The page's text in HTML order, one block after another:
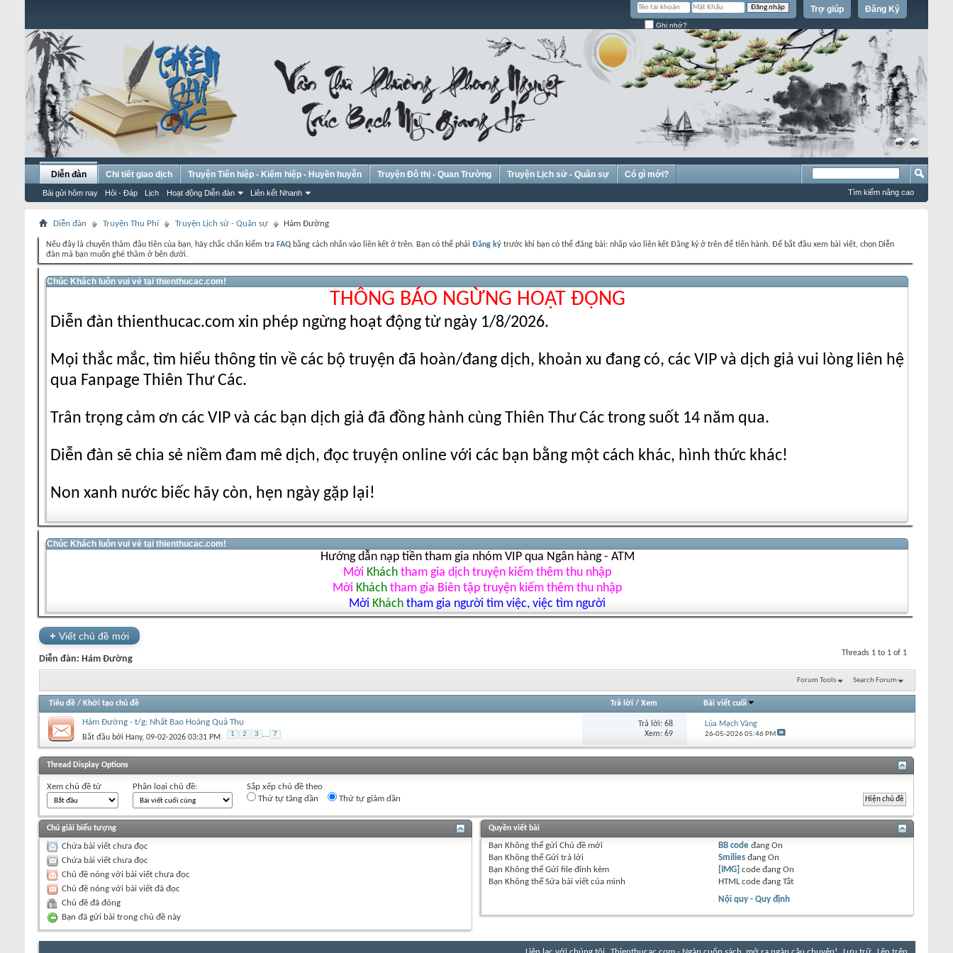
Đăng Ký
Trợ giúp
Ghi nhớ?
«
»
Diễn đàn
Bài gửi hôm nay Hỏi - Đáp Lịch Hoạt động Diễn đàn Liên kết Nhanh
Chi tiết giao dịch Truyện Tiên hiệp - Kiếm hiệp - Huyền huyễn Truyện Đô thị - Quan Trường Truyện Lịch sử - Quân sự Có gì mới?
Tìm kiếm nâng cao
Diễn đàn Truyện Thu Phí Truyện Lịch sử - Quân sự Hám Đường
Nếu đây là chuyến thăm đầu tiên của bạn, hãy chắc chắn kiểm tra FAQ bằng cách nhấn vào liên kết ở trên. Bạn có thể phải Đăng ký trước khi bạn có thể đăng bài: nhấp vào liên kết Đăng ký ở trên để tiến hành. Để bắt đầu xem bài viết, chọn Diễn
đàn mà bạn muốn ghé thăm ở bên dưới.
Chúc Khách luôn vui vẻ tại thienthucac.com!
THÔNG BÁO NGỪNG HOẠT ĐỘNG
Diễn đàn thienthucac.com xin phép ngừng hoạt động từ ngày 1/8/2026.
Mọi thắc mắc, tìm hiểu thông tin về các bộ truyện đã hoàn/đang dịch, khoản xu đang có, các VIP và dịch giả vui lòng liên hệ
qua Fanpage Thiên Thư Các.
Trân trọng cảm ơn các VIP và các bạn dịch giả đã đồng hành cùng Thiên Thư Các trong suốt 14 năm qua.
Diễn đàn sẽ chia sẻ niềm đam mê dịch, đọc truyện online với các bạn bằng một cách khác, hình thức khác!
Non xanh nước biếc hãy còn, hẹn ngày gặp lại!
Chúc Khách luôn vui vẻ tại thienthucac.com!
Hướng dẫn nạp tiền tham gia nhóm VIP qua Ngân hàng - ATM
Mời Khách tham gia dịch truyện kiếm thêm thu nhập
Mời Khách tham gia Biên tập truyện kiếm thêm thu nhập
Mời Khách tham gia người tìm việc, việc tìm người
+ Viết chủ đề mới
Threads 1 to 1 of 1
Diễn đàn: Hám Đường
Forum Tools Search Forum
Tiêu đề / Khởi tạo chủ đề Trả lời /Xem Bài viết cuối
Hám Đường - t/g: Nhất Bao Hoàng Quả Thụ
Bắt đầu bởi Hany‎, 09-02-2026 03:31 PM 1 2 3 ... 7
Trả lời:68
Xem: 69
Lúa Mạch Vàng
26-05-202605:46 PM
+Viết chủ đề mới
Thread Display Options
Xem chủ đề từ Phân loại chủ đề:
Sắp xếp chủ đề theo
Thứ tự tăng dần
Thứ tự giảm dần
Chú giải biểu tượng
Chứa bài viết chưa đọc
Chứa bài viết chưa đọc
Chủ đề nóng với bài viết chưa đọc
Chủ đề nóng với bài viết đã đọc
Chủ đề đã đóng
Bạn đã gửi bài trong chủ đề này
Quyền viết bài
BạnKhông thể gửi Chủ đề mới
BạnKhông thể Gửi trả lời
BạnKhông thể Gửi file đính kèm
BạnKhông thể Sửa bài viết của mình
BB code đang On
Smilies đang On
[IMG] code đang On
HTML code đang Tắt
Nội quy - Quy định